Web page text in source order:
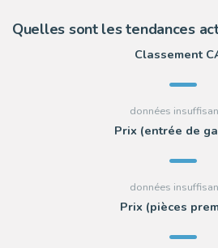
Quelles sont les tendances
Classement
Prix (entrée de
Prix (pièces